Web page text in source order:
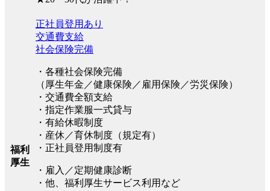
福利
厚生
正社員登用あり
交通費支給
社会保険完備
・各種社会保険完備
（厚生年金／健康保険／雇用保険／労災保険）
・交通費全額支給
・指定作業服一式貸与
・有給休暇制度
・産休／育休制度（規定有）
・正社員登用制度有
・雇入／定期健康診断
・他、福利厚生サービス利用など